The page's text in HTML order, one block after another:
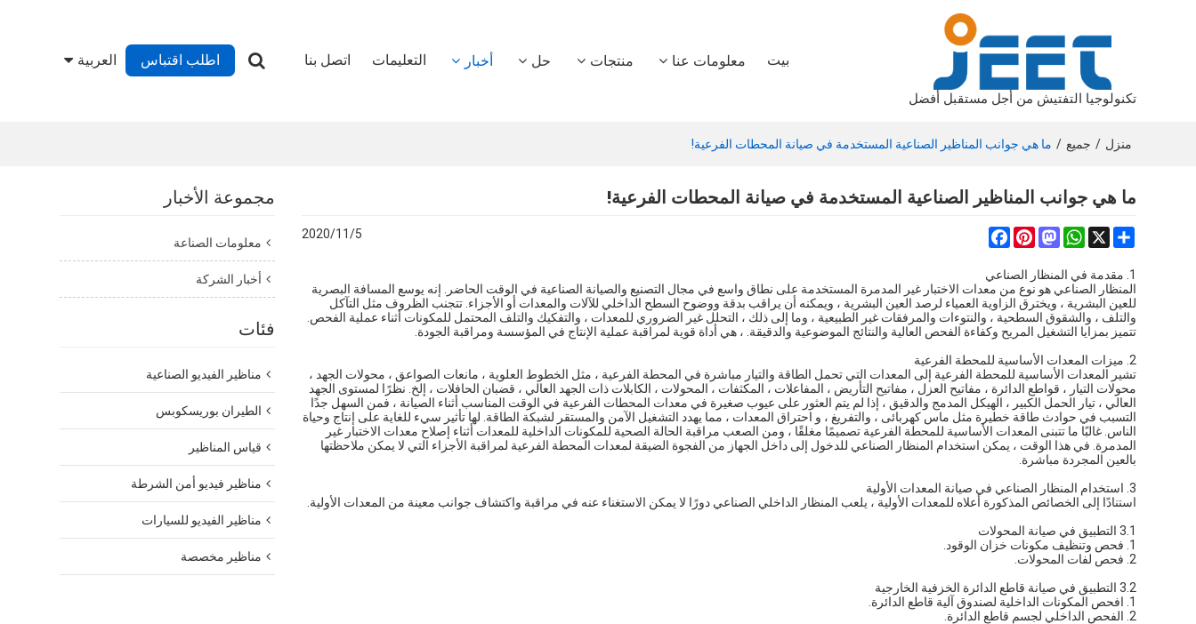
تكنولوجيا التفتيش من أجل مستقبل أفضل
بيت معلومات عنا منتجات حل أخبار التعليمات اتصل بنا اطلب اقتباس العربية
منزل / جميع / ما هي جوانب المناظير الصناعية المستخدمة في صيانة المحطات الفرعية!
مجموعة الأخبار
معلومات الصناعة
أخبار الشركة
فئات
مناظير الفيديو الصناعية
الطيران بوريسكوبس
قياس المناظير
مناظير فيديو أمن الشرطة
مناظير الفيديو للسيارات
مناظير مخصصة
ما هي جوانب المناظير الصناعية المستخدمة في صيانة المحطات الفرعية!
Share
FacebookPinterest
Mastodon
WhatsApp X
2020/11/5
1. مقدمة في المنظار الصناعي
المنظار الصناعي هو نوع من معدات الاختبار غير المدمرة المستخدمة على نطاق واسع في مجال التصنيع والصيانة الصناعية في الوقت الحاضر. إنه يوسع المسافة البصرية
للعين البشرية ، ويخترق الزاوية العمياء لرصد العين البشرية ، ويمكنه أن يراقب بدقة ووضوح السطح الداخلي للآلات والمعدات أو الأجزاء. تتجنب الظروف مثل التآكل
والتلف ، والشقوق السطحية ، والنتوءات والمرفقات غير الطبيعية ، وما إلى ذلك ، التحلل غير الضروري للمعدات ، والتفكيك والتلف المحتمل للمكونات أثناء عملية الفحص.
تتميز بمزايا التشغيل المريح وكفاءة الفحص العالية والنتائج الموضوعية والدقيقة. ، هي أداة قوية لمراقبة عملية الإنتاج في المؤسسة ومراقبة الجودة.
2. ميزات المعدات الأساسية للمحطة الفرعية
تشير المعدات الأساسية للمحطة الفرعية إلى المعدات التي تحمل الطاقة والتيار مباشرة في المحطة الفرعية ، مثل الخطوط العلوية ، مانعات الصواعق ، محولات الجهد ،
محولات التيار ، قواطع الدائرة ، مفاتيح العزل ، مفاتيح التأريض ، المفاعلات ، المكثفات ، المحولات ، الكابلات ذات الجهد العالي ، قضبان الحافلات ، إلخ. نظرًا لمستوى الجهد
العالي ، تيار الحمل الكبير ، الهيكل المدمج والدقيق ، إذا لم يتم العثور على عيوب صغيرة في معدات المحطات الفرعية في الوقت المناسب أثناء الصيانة ، فمن السهل جدًا
التسبب في حوادث طاقة خطيرة مثل ماس كهربائى ، والتفريغ ، و احتراق المعدات ، مما يهدد التشغيل الآمن والمستقر لشبكة الطاقة. لها تأثير سيء للغاية على إنتاج وحياة
الناس. غالبًا ما تتبنى المعدات الأساسية للمحطة الفرعية تصميمًا مغلقًا ، ومن الصعب مراقبة الحالة الصحية للمكونات الداخلية للمعدات أثناء إصلاح معدات الاختبار غير
المدمرة. في هذا الوقت ، يمكن استخدام المنظار الصناعي للدخول إلى داخل الجهاز من الفجوة الضيقة لمعدات المحطة الفرعية لمراقبة الأجزاء التي لا يمكن ملاحظتها
بالعين المجردة مباشرة.
3. استخدام المنظار الصناعي في صيانة المعدات الأولية
استنادًا إلى الخصائص المذكورة أعلاه للمعدات الأولية ، يلعب المنظار الداخلي الصناعي دورًا لا يمكن الاستغناء عنه في مراقبة واكتشاف جوانب معينة من المعدات الأولية.
3.1 التطبيق في صيانة المحولات
1. فحص وتنظيف مكونات خزان الوقود.
2. فحص لفات المحولات.
3.2 التطبيق في صيانة قاطع الدائرة الخزفية الخارجية
1. افحص المكونات الداخلية لصندوق آلية قاطع الدائرة.
2. الفحص الداخلي لجسم قاطع الدائرة.